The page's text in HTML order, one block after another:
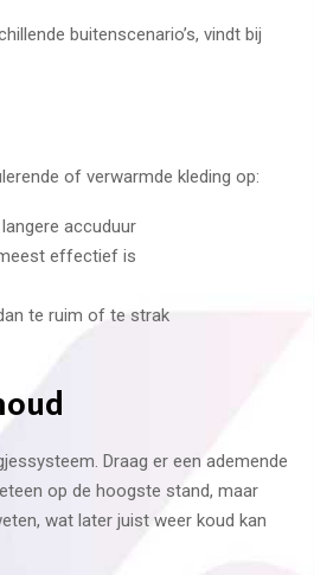
buitenscenario’s, vindt bij
of verwarmde kleding op:
accuduur
effectief is
te ruim of te strak
Draag er een ademende
op de hoogste stand, maar
wat later juist weer koud kan